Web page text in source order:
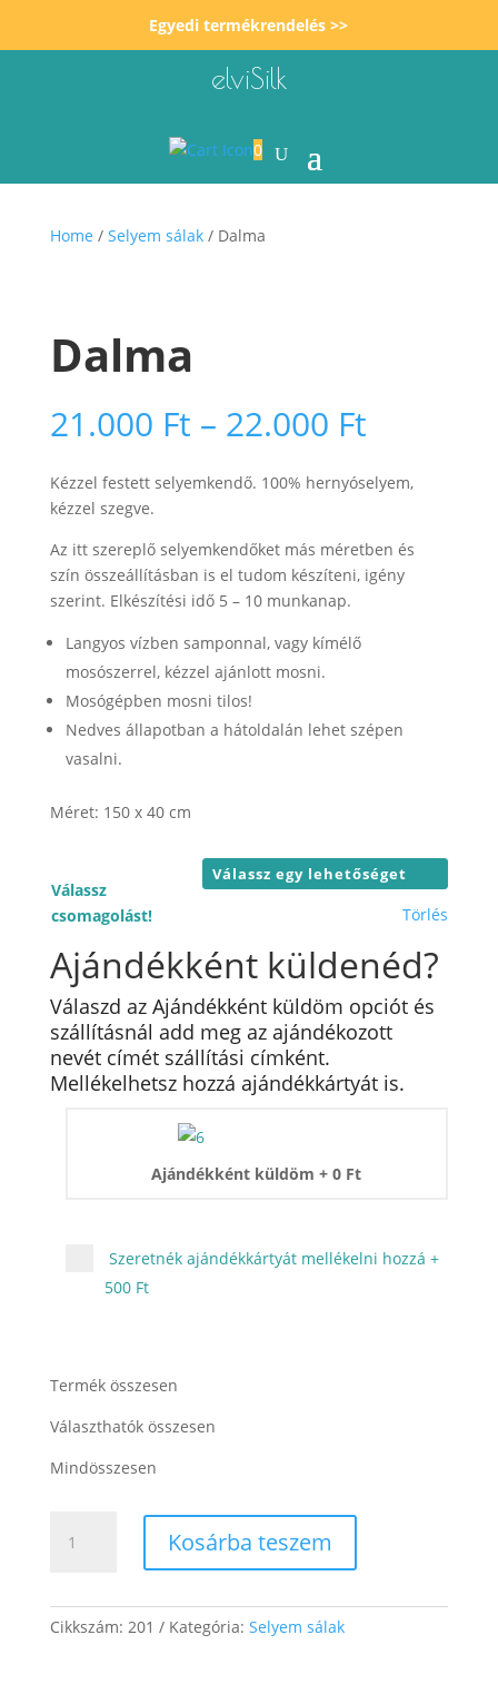
Egyedi termékrendelés >>
elviSilk
0
Home / Selyem sálak/ Dalma
Dalma
21.000 Ft – 22.000 Ft
21.000
-
22.000
Kézzel festett selyemkendő. 100% hernyóselyem,
kézzel szegve.
Az itt szereplő selyemkendőket más méretben és
szín összeállításban is el tudom készíteni, igény
szerint. Elkészítési idő 5 – 10 munkanap.
Langyos vízben samponnal, vagy kímélő
mosószerrel, kézzel ajánlott mosni.
Mosógépben mosni tilos!
Nedves állapotban a hátoldalán lehet szépen
vasalni.
Méret: 150 x 40 cm
Válassz
csomagolást!
Törlés
Ajándékként küldenéd?
Válaszd az Ajándékként küldöm opciót és
szállításnál add meg az ajándékozott
nevét címét szállítási címként.
Mellékelhetsz hozzá ajándékkártyát is.
Ajándékként küldöm +0 Ft
Szeretnék ajándékkártyát mellékelni hozzá +
500 Ft
Termék összesen
Választhatók összesen
Mindösszesen
mennyiség
Kosárba teszem
Cikkszám: 201 Kategória: Selyem sálak